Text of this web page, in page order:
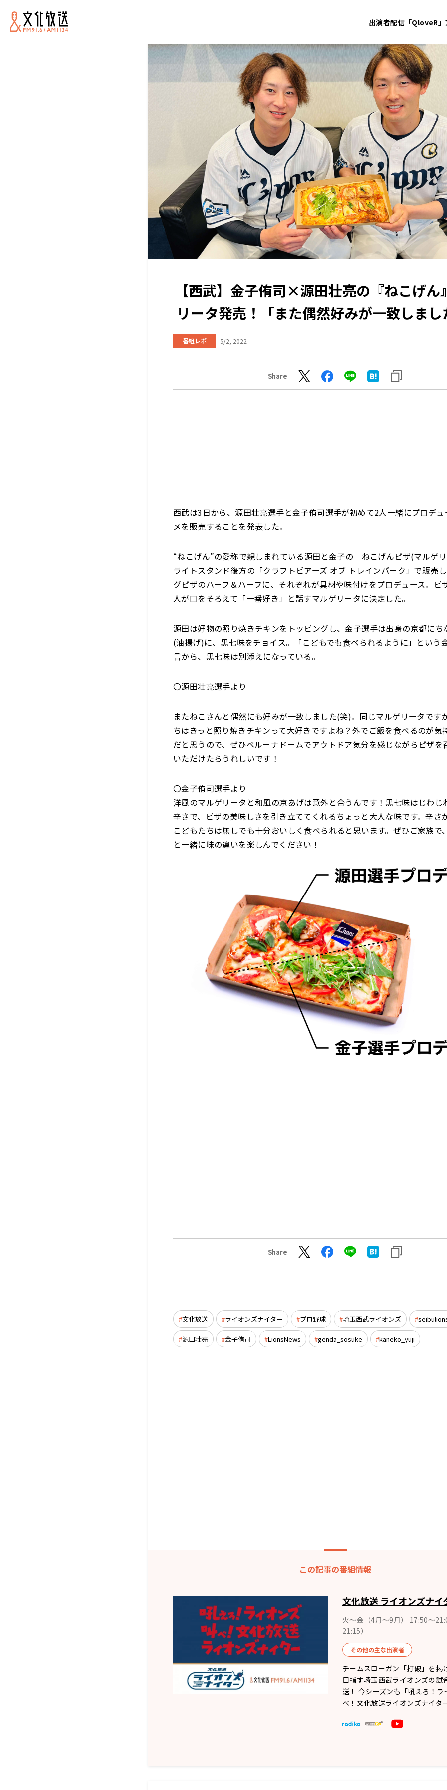
出演者配信「QloveR」
【西武】金子侑司×源田壮亮の『ねこげん
リータ発売！「また偶然好みが一致しま
番組レポ 5/2, 2022
Share
西武は3日から、源田壮亮選手と金子侑司選手が初めて2人一緒にプロデ
メを販売することを発表した。
“ねこげん”の愛称で親しまれている源田と金子の『ねこげんピザ(マルゲ
ライトスタンド後方の「クラフトビアーズ オブ トレインパーク」で販売
グピザのハーフ＆ハーフに、それぞれが具材や味付けをプロデュース。ピ
人が口をそろえて「一番好き」と話すマルゲリータに決定した。
源田は好物の照り焼きチキンをトッピングし、金子選手は出身の京都にち
(油揚げ)に、黒七味をチョイス。「こどもでも食べられるように」という
言から、黒七味は別添えになっている。
〇源田壮亮選手より
またねこさんと偶然にも好みが一致しました(笑)。同じマルゲリータです
ちはきっと照り焼きチキンって大好きですよね？外でご飯を食べるのが気
だと思うので、ぜひベルーナドームでアウトドア気分を感じながらピザを
いただけたらうれしいです！
〇金子侑司選手より
洋風のマルゲリータと和風の京あげは意外と合うんです！黒七味はじわじ
辛さで、ピザの美味しさを引き立ててくれるちょっと大人な味です。辛さ
こどもたちは無しでも十分おいしく食べられると思います。ぜひご家族で
と一緒に味の違いを楽しんでください！
Share
文化放送 ライオンズナイター プロ野球 埼玉西武ライオンズ
源田壮亮 金子侑司 LionsNews genda_sosuke kaneko_yuji
この記事の番組情報
文化放送 ライオンズナイ
火～金（4月〜9月） 17:50～
21:15）
その他の主な出演者
チームスローガン「打破」を掲
目指す埼玉西武ライオンズの試
送！ 今シーズンも「吼えろ！
べ！文化放送ライオンズナイタ